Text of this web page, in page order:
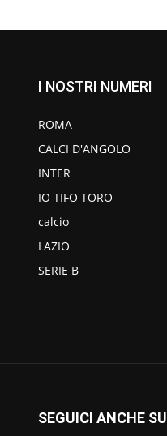
I NOSTRI NUMERI
ROMA
CALCI D'ANGOLO
INTER
IO TIFO TORO
calcio
LAZIO
SERIE B
SEGUICI ANCHE SU